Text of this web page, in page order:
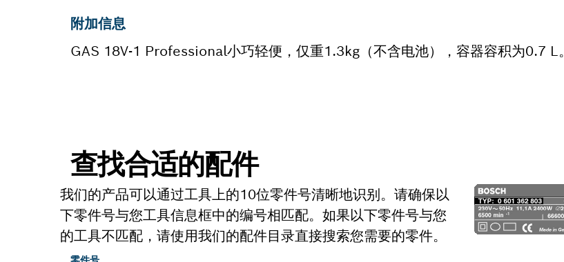
附加信息
GAS 18V-1 Professional小巧轻便，仅重1.3kg（不含电池），容器容积为0.7 L。
查找合适的配件
我们的产品可以通过工具上的10位零件号清晰地识别。请确保以
下零件号与您工具信息框中的编号相匹配。如果以下零件号与您
的工具不匹配，请使用我们的配件目录直接搜索您需要的零件。